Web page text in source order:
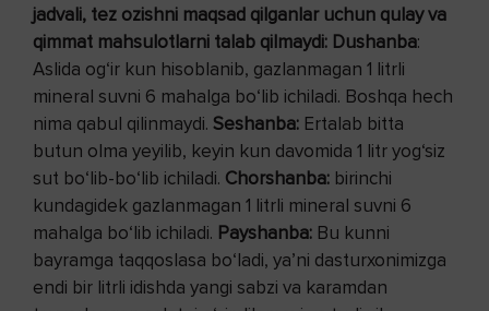
jadvali, tez ozishni maqsad qilganlar uchun qulay va
qimmat mahsulotlarni talab qilmaydi: Dushanba:
Aslida og‘ir kun hisoblanib, gazlanmagan 1 litrli
mineral suvni 6 mahalga bo‘lib ichiladi. Boshqa hech
nima qabul qilinmaydi. Seshanba: Ertalab bitta
butun olma yeyilib, keyin kun davomida 1 litr yog‘siz
sut bo‘lib-bo‘lib ichiladi. Chorshanba: birinchi
kundagidek gazlanmagan 1 litrli mineral suvni 6
mahalga bo‘lib ichiladi. Payshanba: Bu kunni
bayramga taqqoslasa bo‘ladi, ya’ni dasturxonimizga
endi bir litrli idishda yangi sabzi va karamdan